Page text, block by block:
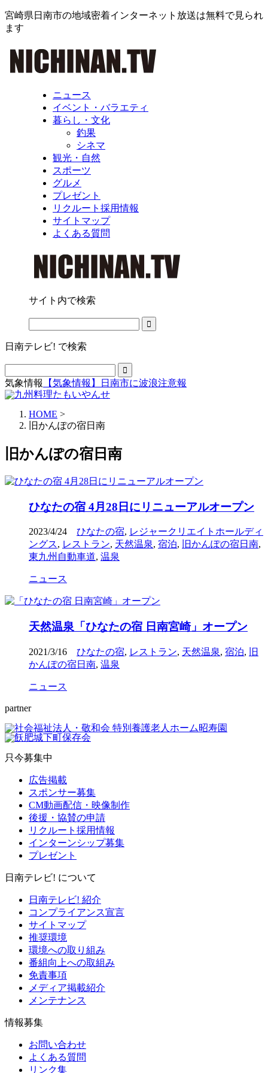
宮崎県日南市の地域密着インターネット放送は無料で見られ
ます
ニュース
イベント・バラエティ
暮らし・文化
釣果
シネマ
観光・自然
スポーツ
グルメ
プレゼント
リクルート採用情報
サイトマップ
よくある質問
サイト内で検索
日南テレビ! で検索
気象情報 【気象情報】日南市に波浪注意報
HOME >
旧かんぽの宿日南
旧かんぽの宿日南
ひなたの宿 4月28日にリニューアルオープン
2023/4/24 ひなたの宿, レジャークリエイトホールディ
ングス, レストラン, 天然温泉, 宿泊, 旧かんぽの宿日南,
東九州自動車道, 温泉
ニュース
天然温泉「ひなたの宿 日南宮崎」オープン
2021/3/16 ひなたの宿, レストラン, 天然温泉, 宿泊,
旧
かんぽの宿日南, 温泉
ニュース
partner
只今募集中
広告掲載
スポンサー募集
CM動画配信・映像制作
後援・協賛の申請
リクルート採用情報
インターンシップ募集
プレゼント
日南テレビ! について
日南テレビ! 紹介
コンプライアンス宣言
サイトマップ
推奨環境
環境への取り組み
番組向上への取組み
免責事項
メディア掲載紹介
メンテナンス
情報募集
お問い合わせ
よくある質問
リンク集